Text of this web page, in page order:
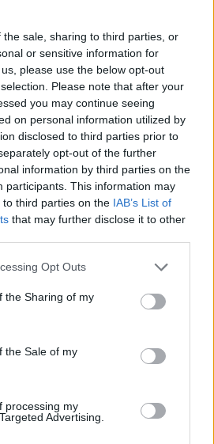
sale, sharing to third parties, or
or sensitive information for
please use the below opt-out
Please note that after your
you may continue seeing
on personal information utilized by
disclosed to third parties prior to
opt-out of the further
information by third parties on the
participants. This information may
third parties on the IAB’s List of
that may further disclose it to other
Opt Outs
the Sharing of my
the Sale of my
processing my
Advertising.
αναβλήθηκαν λόγω
στον 4ο όμιλο:
ΑΟ Διαβολιτσίου
Αχέρων Καναλακίου 0-3